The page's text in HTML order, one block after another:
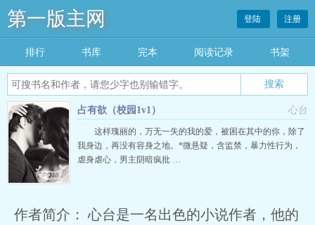
第一版主网
搜索
登陆 注册
排行 书库 完本 阅读记录 书架
心台
占有欲（校园1v1）
这样瑰丽的，万无一失的我的爱，被困在其中的你，除了
我身边，再没有容身之地。*微悬疑，含监禁，暴力性行为，
虐身虐心，男主阴暗疯批 …
作者简介： 心台是一名出色的小说作者，他的